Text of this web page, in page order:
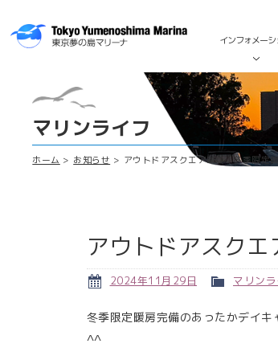
インフォメーシ
マリンライフ
ホーム お知らせ アウトドアスクエアBBQ 冬季限定
アウトドアスク
2024年11月29日 マリン
冬季限定暖房完備のあったかデイ
^^